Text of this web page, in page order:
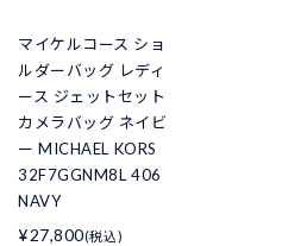
マイケルコース ショ
ルダーバッグ レディ
ース ジェットセット
カメラバッグ ネイビ
ー MICHAEL KORS
32F7GGNM8L 406
NAVY
¥27,800(税込)